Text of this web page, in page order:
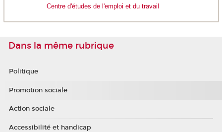
Centre d'études de l'emploi et du travail
Dans la même rubrique
Politique
Promotion sociale
Action sociale
Accessibilité et handicap